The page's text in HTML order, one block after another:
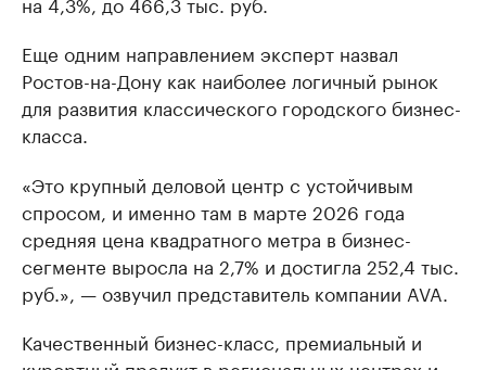
Еще одним направлением эксперт назвал
Ростов-на-Дону как наиболее логичный рынок
для развития классического городского бизнес-
класса.
«Это крупный деловой центр с устойчивым
спросом, и именно там в марте 2026 года
средняя цена квадратного метра в бизнес-
сегменте выросла на 2,7% и достигла 252,4 тыс.
руб.», — озвучил представитель компании AVA.
Качественный бизнес-класс, премиальный и